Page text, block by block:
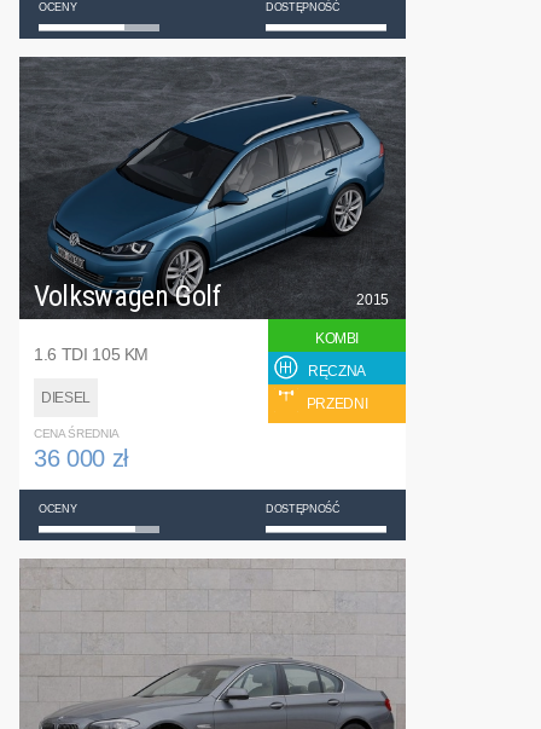
OCENY DOSTĘPNOŚĆ
Volkswagen Golf
1.6 TDI 105 KM
DIESEL
2015
KOMBI
RĘCZNA
PRZEDNI
CENA ŚREDNIA
36 000 zł
OCENY DOSTĘPNOŚĆ